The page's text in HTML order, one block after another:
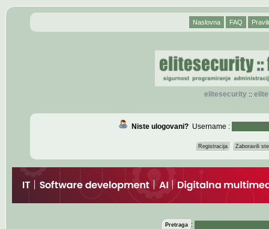
Naslovna FAQ
elitesecurity::
Niste ulogovani?Username :
Registracija Zaboravili
Pretraga :